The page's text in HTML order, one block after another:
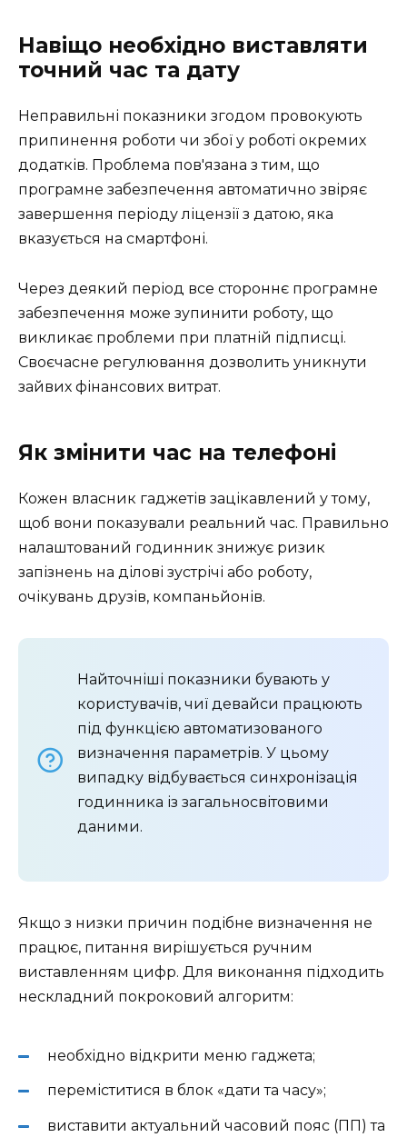
Навіщо необхідно виставляти
точний час та дату
Неправильні показники згодом провокують
припинення роботи чи збої у роботі окремих
додатків. Проблема пов'язана з тим, що
програмне забезпечення автоматично звіряє
завершення періоду ліцензії з датою, яка
вказується на смартфоні.
Через деякий період все стороннє програмне
забезпечення може зупинити роботу, що
викликає проблеми при платній підписці.
Своєчасне регулювання дозволить уникнути
зайвих фінансових витрат.
Як змінити час на телефоні
Кожен власник гаджетів зацікавлений у тому,
щоб вони показували реальний час. Правильно
налаштований годинник знижує ризик
запізнень на ділові зустрічі або роботу,
очікувань друзів, компаньйонів.
Найточніші показники бувають у
користувачів, чиї девайси працюють
під функцією автоматизованого
визначення параметрів. У цьому
випадку відбувається синхронізація
годинника із загальносвітовими
даними.
Якщо з низки причин подібне визначення не
працює, питання вирішується ручним
виставленням цифр. Для виконання підходить
нескладний покроковий алгоритм:
необхідно відкрити меню гаджета;
переміститися в блок «дати та часу»;
виставити актуальний часовий пояс (ПП) та